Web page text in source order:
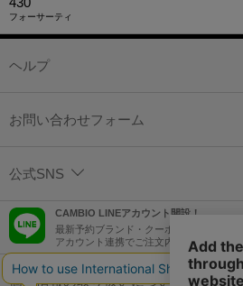
フォーサーティ
ヘルプ
お問い合わせフォーム
公式SNS
CAMBIO LINEアカウント開設！
最新予約ブランド・クーポン情報などを配
アカウント連携でご注文内容をLINEでも
個人情報の取り扱いについて